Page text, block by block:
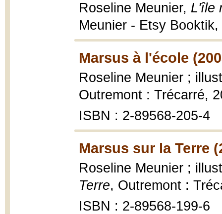
Roseline Meunier, L'île
Meunier - Etsy Booktik,
Marsus à l'école
Roseline Meunier ;
Outremont : Trécarré,
ISBN : 2-89568-205-4
Marsus sur la Terre
Roseline Meunier ;
Terre, Outremont :
ISBN : 2-89568-199-6